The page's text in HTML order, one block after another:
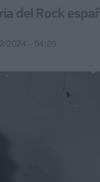
del Rock
2024 - 04:20